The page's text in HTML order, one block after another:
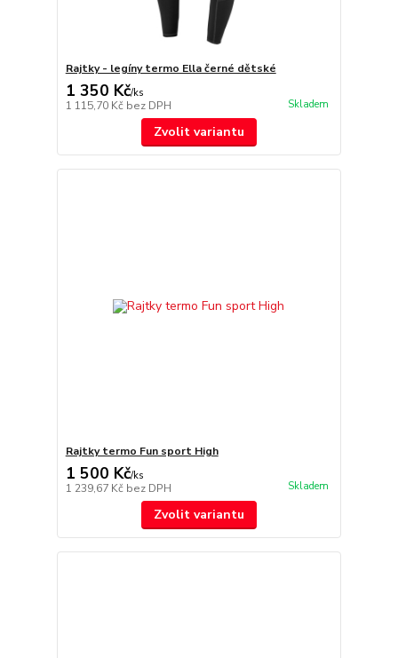
Rajtky - legíny termo Ella černé dětské
1 350 Kč/ks
1 115,70 Kč bez DPH Skladem
Zvolit variantu
Rajtky termo Fun sport High
1 500 Kč/ks
1 239,67 Kč bez DPH Skladem
Zvolit variantu